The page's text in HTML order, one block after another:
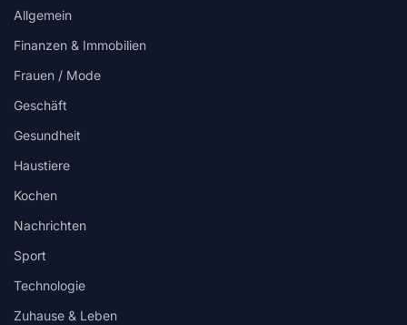
Allgemein
Finanzen & Immobilien
Frauen / Mode
Geschäft
Gesundheit
Haustiere
Kochen
Nachrichten
Sport
Technologie
Zuhause & Leben